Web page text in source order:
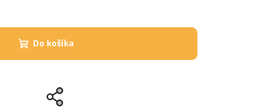
Do košíka